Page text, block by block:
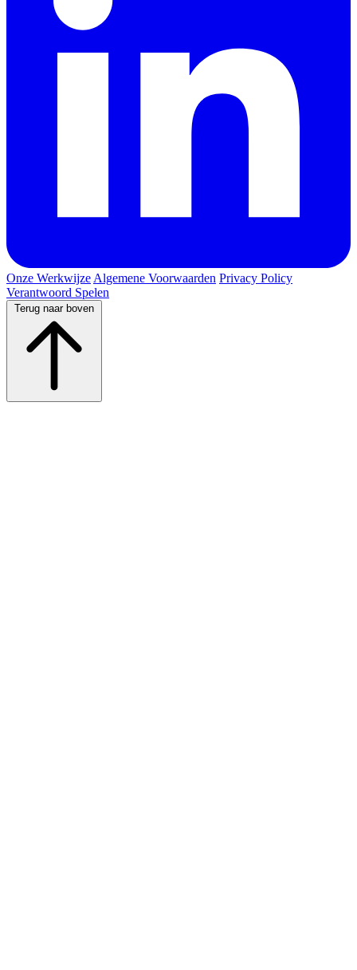
Onze Werkwijze Algemene Voorwaarden Privacy Policy
Verantwoord Spelen
Terug naar boven